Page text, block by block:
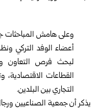
وعلى هامش المباحثات
أعضاء الوفد التركي
لبحث فرص التعاون
القطاعات الاقتصادية،
التجاري بين البلدين.
يذكر أن جمعية الصناعيين